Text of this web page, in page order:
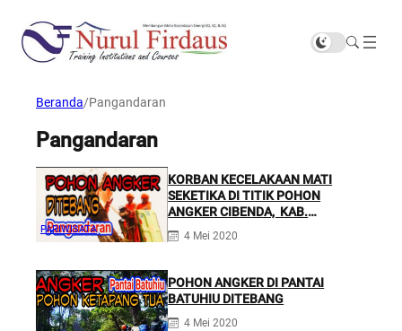
Beranda/Pangandaran
Pangandaran
PARIWISATA
KORBAN KECELAKAAN MATI
SEKETIKA DI TITIK POHON
ANGKER CIBENDA, KAB.
PANGANDARAN
4 Mei 2020
POHON ANGKER DI PANTAI
BATUHIU DITEBANG
4 Mei 2020